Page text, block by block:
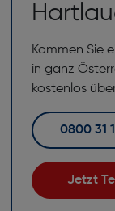
Kommen Sie
in ganz
kostenlos
0800 31
Jetzt